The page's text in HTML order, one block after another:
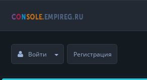
Войти Регистрация